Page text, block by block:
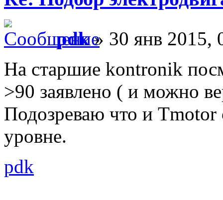
pdk» 30 янв 2015,
На старшие kontronik
>90 заявлено ( и можно
Подозреваю что и
уровне.
pdk